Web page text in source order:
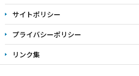
サイトポリシー
プライバシーポリシー
リンク集